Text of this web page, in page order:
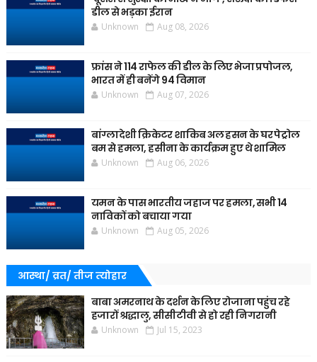
डील से भड़का ईरान
Unknown Aug 08, 2026
फ्रांस ने 114 राफेल की डील के लिए भेजा प्रपोजल,
भारत में ही बनेंगे 94 विमान
Unknown Aug 07, 2026
बांग्लादेशी क्रिकेटर शाकिब अल हसन के घर पेट्रोल
बम से हमला, हसीना के कार्यक्रम हुए थे शामिल
Unknown Aug 06, 2026
यमन के पास भारतीय जहाज पर हमला, सभी 14
नाविकों को बचाया गया
Unknown Aug 05, 2026
आस्था/ व्रत/ तीज त्‍योहार
बाबा अमरनाथ के दर्शन के लिए रोजाना पहुंच रहे
हजारों श्रद्धालु, सीसीटीवी से हो रही निगरानी
Unknown Jul 15, 2023